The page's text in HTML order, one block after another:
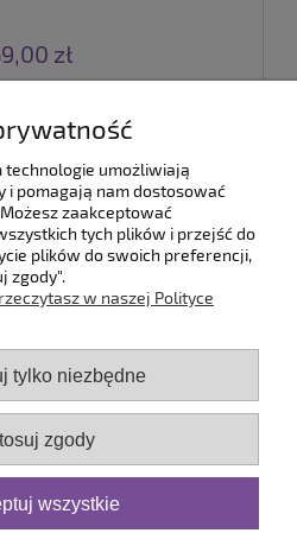
zł
koszyka
4 5 ... 11
Pomoc
konto
Serwis
O firmie
technologie umożliwiają
i pomagają nam dostosować
zaakceptować
tych plików i przejść do
plików do swoich preferencji,
zgody".
w naszej Polityce
tylko niezbędne
zgody
wszystkie